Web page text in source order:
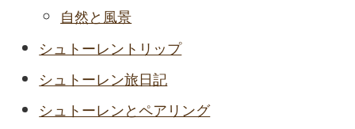
自然と風景
シュトーレントリップ
シュトーレン旅日記
シュトーレンとペアリング